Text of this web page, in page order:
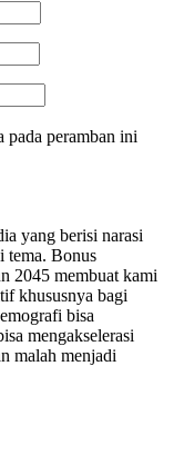
pada peramban ini
yang berisi narasi
tema. Bonus
2045 membuat kami
khususnya bagi
bisa
mengakselerasi
malah menjadi